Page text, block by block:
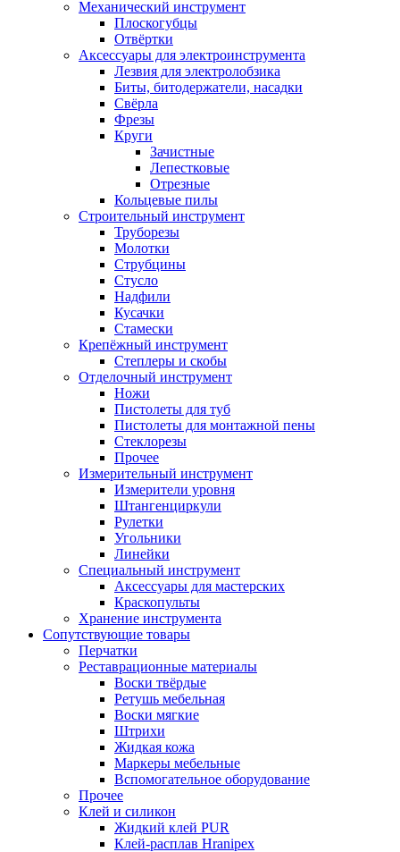
Механический инструмент
Плоскогубцы
Отвёртки
Аксессуары для электроинструмента
Лезвия для электролобзика
Биты, битодержатели, насадки
Свёрла
Фрезы
Круги
Зачистные
Лепестковые
Отрезные
Кольцевые пилы
Строительный инструмент
Труборезы
Молотки
Струбцины
Стусло
Надфили
Кусачки
Стамески
Крепёжный инструмент
Степлеры и скобы
Отделочный инструмент
Ножи
Пистолеты для туб
Пистолеты для монтажной пены
Стеклорезы
Прочее
Измерительный инструмент
Измерители уровня
Штангенциркули
Рулетки
Угольники
Линейки
Специальный инструмент
Аксессуары для мастерских
Краскопульты
Хранение инструмента
Сопутствующие товары
Перчатки
Реставрационные материалы
Воски твёрдые
Ретушь мебельная
Воски мягкие
Штрихи
Жидкая кожа
Маркеры мебельные
Вспомогательное оборудование
Прочее
Клей и силикон
Жидкий клей PUR
Клей-расплав Hranipex